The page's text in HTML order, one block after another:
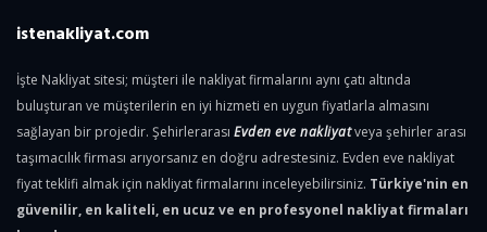
istenakliyat.com
İşte Nakliyat sitesi; müşteri ile nakliyat firmalarını aynı çatı altında
buluşturan ve müşterilerin en iyi hizmeti en uygun fiyatlarla almasını
sağlayan bir projedir. Şehirlerarası Evden eve nakliyatveya şehirler arası
taşımacılık firması arıyorsanız en doğru adrestesiniz. Evden eve nakliyat
fiyat teklifi almak için nakliyat firmalarını inceleyebilirsiniz. Türkiye'nin en
güvenilir, en kaliteli, en ucuz ve en profesyonel nakliyat firmaları